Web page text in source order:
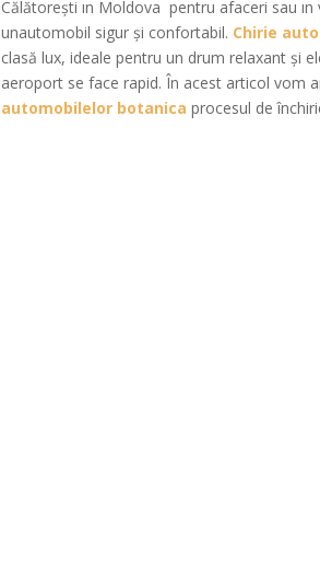
Călătorești ın Moldova pentru afaceri sau
unautomobil sigur și confortabil. Chirie
clasă lux, ideale pentru un drum relaxant și
aeroport se face rapid. În acest articol vom
automobilelor botanicaprocesul de